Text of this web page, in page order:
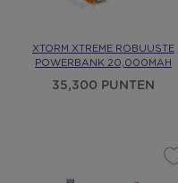
XTORM XTREME ROBUUSTE
POWERBANK 20,000MAH
35,300 PUNTEN